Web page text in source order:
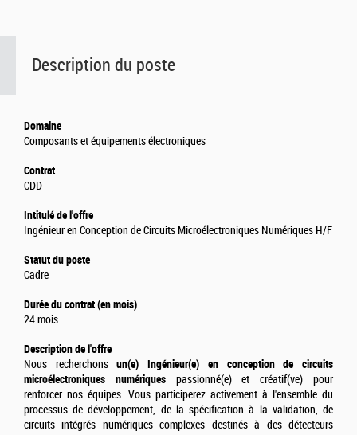
Description du poste
Domaine
Composants et équipements électroniques
Contrat
CDD
Intitulé de l'offre
Ingénieur en Conception de Circuits Microélectroniques Numériques H/F
Statut du poste
Cadre
Durée du contrat (en mois)
24 mois
Description de l'offre
Nous recherchonsun(e) Ingénieur(e) en conception de circuits
microélectroniques numériquespassionné(e) et créatif(ve) pour
renforcer nos équipes. Vous participerez activement à l'ensemble du
processus de développement, de la spécification à la validation, de
circuits intégrés numériques complexes destinés à des détecteurs